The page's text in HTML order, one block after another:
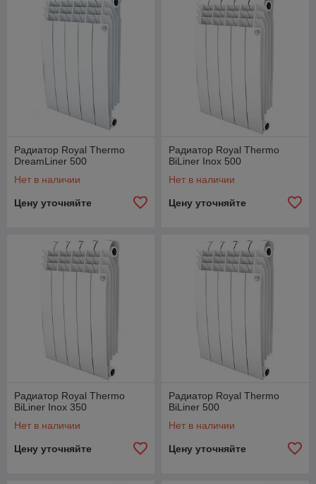
Радиатор Royal Thermo
DreamLiner 500
Нет в наличии
Цену уточняйте
Радиатор Royal Thermo
BiLiner Inox 500
Нет в наличии
Цену уточняйте
Радиатор Royal Thermo
BiLiner Inox 350
Нет в наличии
Цену уточняйте
Радиатор Royal Thermo
BiLiner 500
Нет в наличии
Цену уточняйте